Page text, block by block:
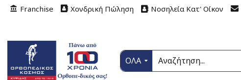
Franchise Χονδρική Πώληση Νοσηλεία Κατ' Οίκον
ΟΛΑ